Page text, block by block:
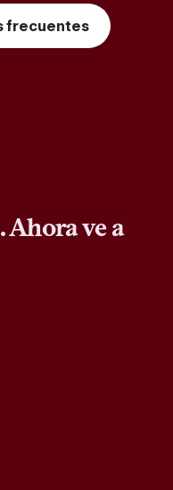
frecuentes
Ahora ve a